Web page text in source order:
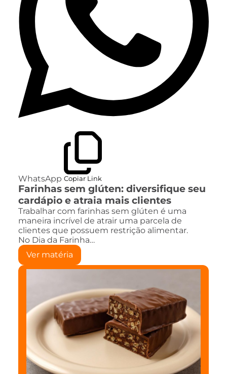
WhatsApp Copiar Link
Farinhas sem glúten: diversifique seu
cardápio e atraia mais clientes
Trabalhar com farinhas sem glúten é uma
maneira incrível de atrair uma parcela de
clientes que possuem restrição alimentar.
No Dia da Farinha…
Ver matéria